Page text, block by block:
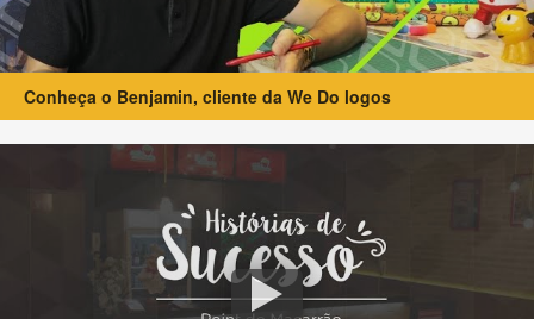
Conheça o Benjamin, cliente da We Do logos